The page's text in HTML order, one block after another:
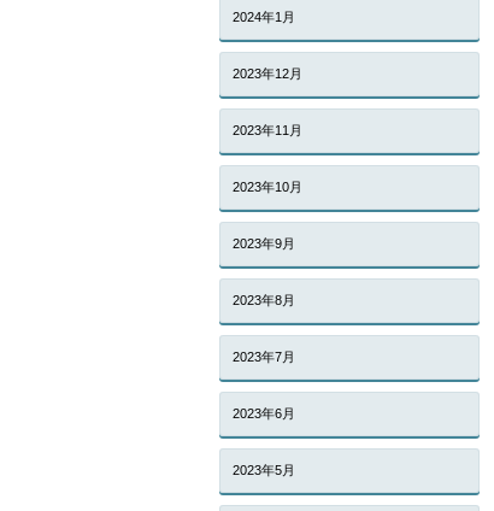
2024年1月
2023年12月
2023年11月
2023年10月
2023年9月
2023年8月
2023年7月
2023年6月
2023年5月